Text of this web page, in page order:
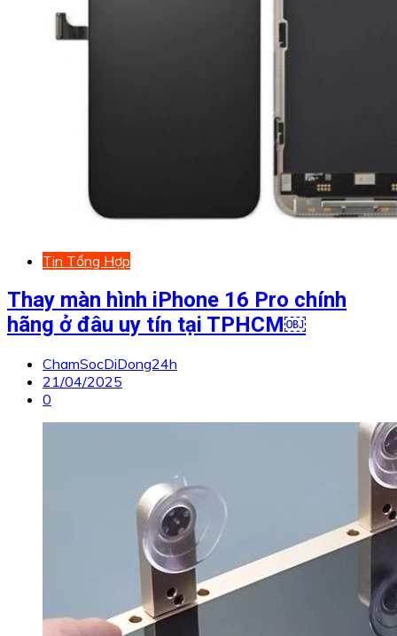
Tin Tổng Hợp
Thay màn hình iPhone 16 Pro chính
hãng ở đâu uy tín tại TPHCM￼
ChamSocDiDong24h
21/04/2025
0